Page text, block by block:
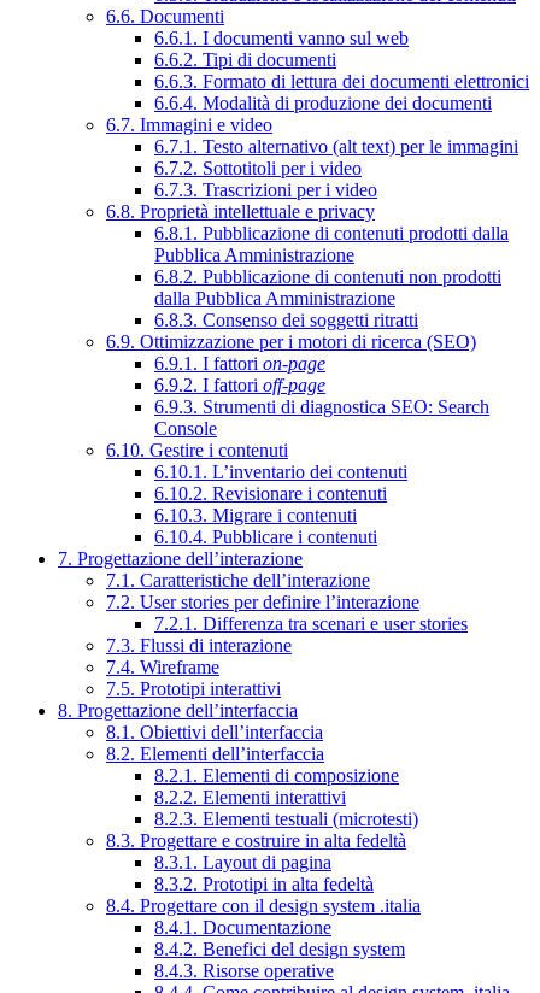
6.6. Documenti
6.6.1. I documenti vanno sul web
6.6.2. Tipi di documenti
6.6.3. Formato di lettura dei documenti elettronici
6.6.4. Modalità di produzione dei documenti
6.7. Immagini e video
6.7.1. Testo alternativo (alt text) per le immagini
6.7.2. Sottotitoli per i video
6.7.3. Trascrizioni per i video
6.8. Proprietà intellettuale e privacy
6.8.1. Pubblicazione di contenuti prodotti dalla
Pubblica Amministrazione
6.8.2. Pubblicazione di contenuti non prodotti
dalla Pubblica Amministrazione
6.8.3. Consenso dei soggetti ritratti
6.9. Ottimizzazione per i motori di ricerca (SEO)
6.9.1. I fattori on-page
6.9.2. I fattori off-page
6.9.3. Strumenti di diagnostica SEO: Search
Console
6.10. Gestire i contenuti
6.10.1. L’inventario dei contenuti
6.10.2. Revisionare i contenuti
6.10.3. Migrare i contenuti
6.10.4. Pubblicare i contenuti
7. Progettazione dell’interazione
7.1. Caratteristiche dell’interazione
7.2. User stories per definire l’interazione
7.2.1. Differenza tra scenari e user stories
7.3. Flussi di interazione
7.4. Wireframe
7.5. Prototipi interattivi
8. Progettazione dell’interfaccia
8.1. Obiettivi dell’interfaccia
8.2. Elementi dell’interfaccia
8.2.1. Elementi di composizione
8.2.2. Elementi interattivi
8.2.3. Elementi testuali (microtesti)
8.3. Progettare e costruire in alta fedeltà
8.3.1. Layout di pagina
8.3.2. Prototipi in alta fedeltà
8.4. Progettare con il design system .italia
8.4.1. Documentazione
8.4.2. Benefici del design system
8.4.3. Risorse operative